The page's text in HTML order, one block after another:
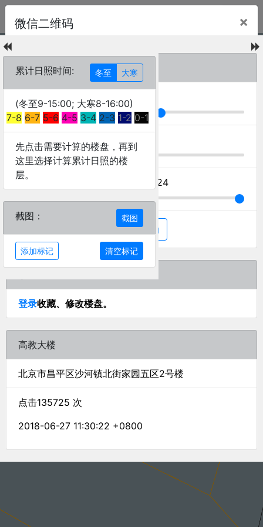
冬至9-15:00
大寒8-16:00
7-8
6-7
3-4
2-3
1-2
20层部分 , 20层
8月7日11:24
拖动改变月
拖动改变日
拖动改变时间 日出 11:24
太阳自动移动
登录收藏、修改楼盘。
高教大楼
北京市昌平区沙河镇北街家园五区2号楼
点击135725 次
2018-06-27 11:30:22 +0800
累计日照时间: 冬至 大寒
(冬至9-15:00; 大寒8-16:00)
7-8 6-7 5-6 4-5 3-4 2-3 1-2 0-1
先点击需要计算的楼盘，再到
这里选择计算累计日照的楼
层。
截图： 截图
添加标记 清空标记
微信二维码 ×
微信扫码，转发给家人
关闭